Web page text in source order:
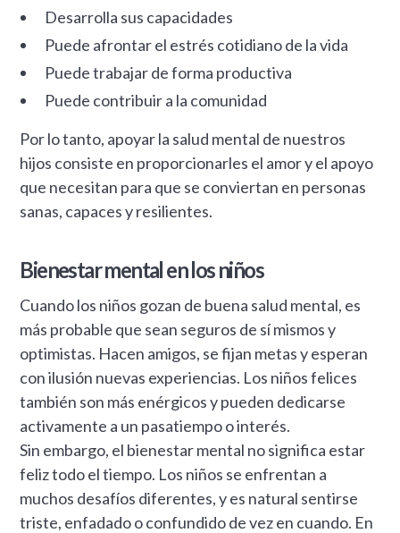
Desarrolla sus capacidades
Puede afrontar el estrés cotidiano de la vida
Puede trabajar de forma productiva
Puede contribuir a la comunidad
Por lo tanto, apoyar la salud mental de nuestros
hijos consiste en proporcionarles el amor y el apoyo
que necesitan para que se conviertan en personas
sanas, capaces y resilientes.
Bienestar mental en los niños
Cuando los niños gozan de buena salud mental, es
más probable que sean seguros de sí mismos y
optimistas. Hacen amigos, se fijan metas y esperan
con ilusión nuevas experiencias. Los niños felices
también son más enérgicos y pueden dedicarse
activamente a un pasatiempo o interés.
Sin embargo, el bienestar mental no significa estar
feliz todo el tiempo. Los niños se enfrentan a
muchos desafíos diferentes, y es natural sentirse
triste, enfadado o confundido de vez en cuando. En